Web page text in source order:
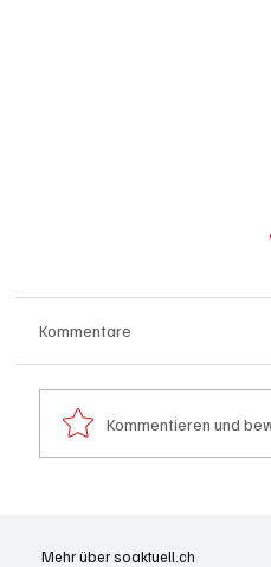
Kommentare
Kommentieren und
Mehr über soaktuell.ch